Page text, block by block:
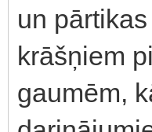
un
krāšņiem
gaumēm,